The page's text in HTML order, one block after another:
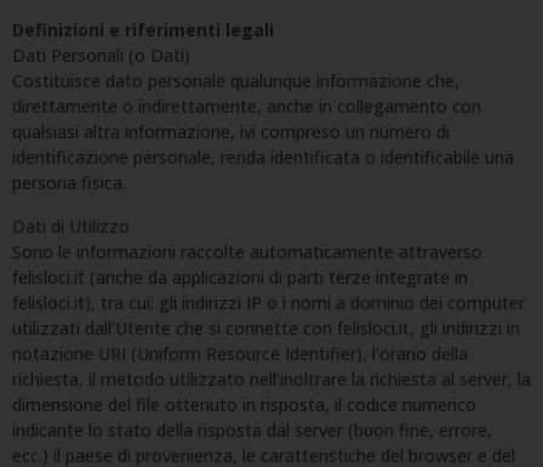
Definizioni e riferimenti legali
Dati Personali (o Dati)
Costituisce dato personale qualunque informazione che,
direttamente o indirettamente, anche in collegamento con
qualsiasi altra informazione, ivi compreso un numero di
identificazione personale, renda identificata o identificabile una
persona fisica.
Dati di Utilizzo
Sono le informazioni raccolte automaticamente attraverso
felisloci.it (anche da applicazioni di parti terze integrate in
felisloci.it), tra cui: gli indirizzi IP o i nomi a dominio dei computer
utilizzati dall’Utente che si connette con felisloci.it, gli indirizzi in
notazione URI (Uniform Resource Identifier), l’orario della
richiesta, il metodo utilizzato nell’inoltrare la richiesta al server, la
dimensione del file ottenuto in risposta, il codice numerico
indicante lo stato della risposta dal server (buon fine, errore,
ecc.) il paese di provenienza, le caratteristiche del browser e del